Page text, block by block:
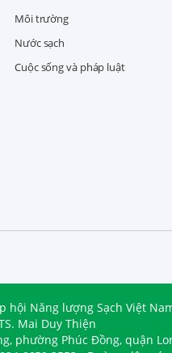
Môi trường
Nước sạch
Cuộc sống và pháp luật
hội Năng lượng Sạch Việt
Mai Duy Thiện
phường Phúc Đồng, quận